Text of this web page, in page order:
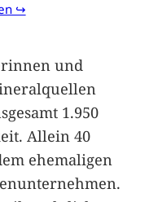
↪
und
1.950
Allein 40
ehemaligen